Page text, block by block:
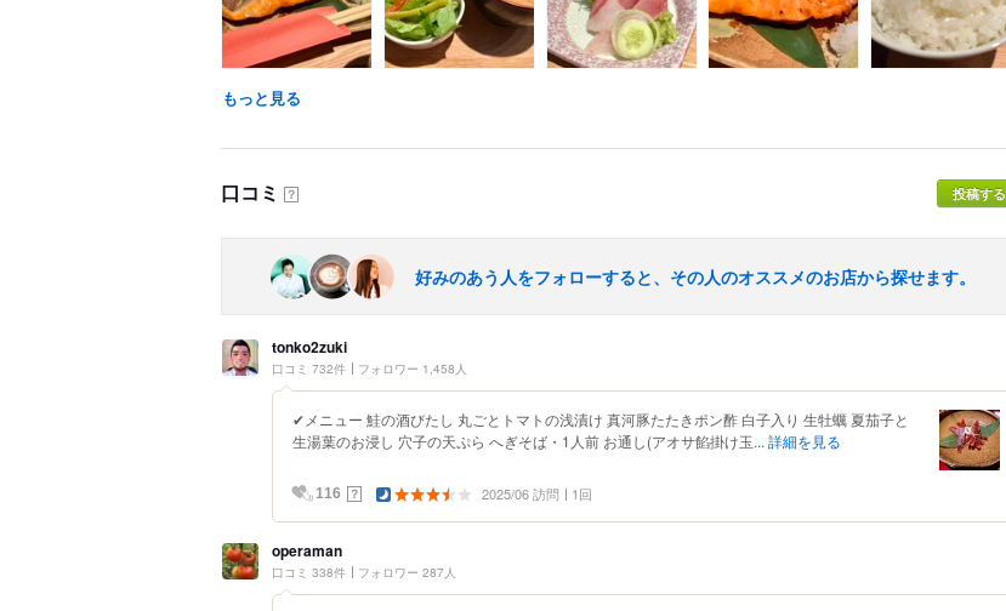
もっと見る
口コミ ？ 投稿する
好みのあう人をフォローすると、その人のオススメのお店から探せます。
tonko2zuki
口コミ 732件 フォロワー 1,458人
✔メニュー 鮭の酒びたし 丸ごとトマトの浅漬け 真河豚たたきポン酢 白子入り 生牡蠣 夏茄子と
生湯葉のお浸し 穴子の天ぷら へぎそば・1人前 お通し(アオサ餡掛け玉... 詳細を見る
116 ？ 2025/06 訪問 1回
operaman
口コミ 338件 フォロワー 287人